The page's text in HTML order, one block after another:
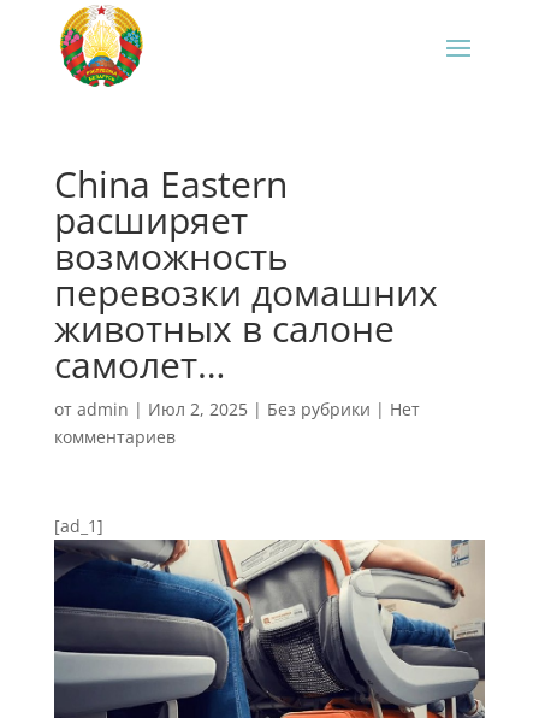
China Eastern
расширяет
возможность
перевозки домашних
животных в салоне
самолет…
от admin | Июл 2, 2025| Без рубрики | Нет
комментариев
[ad_1]